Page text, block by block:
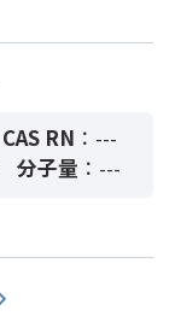
CAS RN ：---
分子量 ：---